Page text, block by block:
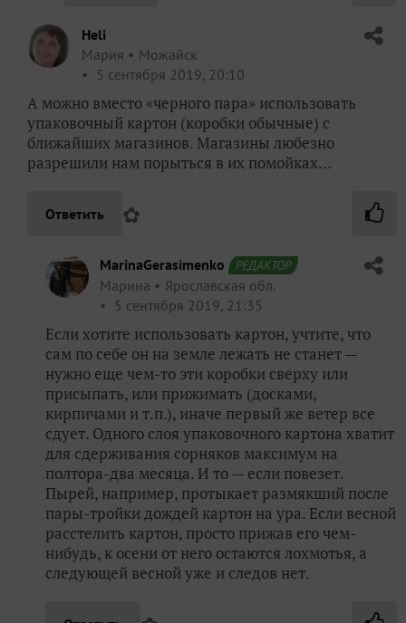
Heli
Мария
Можайск
5 сентября 2019, 20:10
А можно вместо «черного пара» использовать
упаковочный картон (коробки обычные) с
ближайших магазинов. Магазины любезно
разрешили нам порыться в их помойках…
Ответить ✿
MarinaGerasimenko РЕДАКТОР
Марина
Ярославская обл.
5 сентября 2019, 21:35
Если хотите использовать картон, учтите, что
сам по себе он на земле лежать не станет —
нужно еще чем-то эти коробки сверху или
присыпать, или прижимать (досками,
кирпичами и т.п.), иначе первый же ветер все
сдует. Одного слоя упаковочного картона хватит
для сдерживания сорняков максимум на
полтора-два месяца. И то — если повезет.
Пырей, например, протыкает размякший после
пары-тройки дождей картон на ура. Если весной
расстелить картон, просто прижав его чем-
нибудь, к осени от него остаются лохмотья, а
следующей весной уже и следов нет.